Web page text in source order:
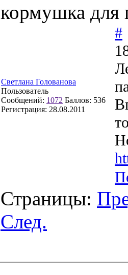
кормушка для
Светлана Голованова
Пользователь
Сообщений: 1072 Баллов: 536
Регистрация: 28.08.2011
#
Страницы:
След.